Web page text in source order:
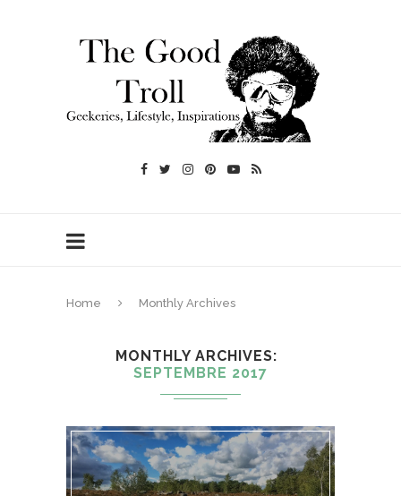
Home Monthly Archives
MONTHLY ARCHIVES
SEPTEMBRE 2017